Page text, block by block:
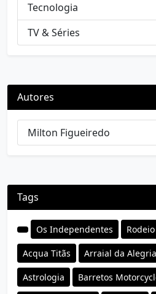
Tecnologia
TV & Séries
Autores
Milton Figueiredo
Tags
Os Independentes Rodeio
Acqua Titãs Arraial da Alegria
Astrologia Barretos